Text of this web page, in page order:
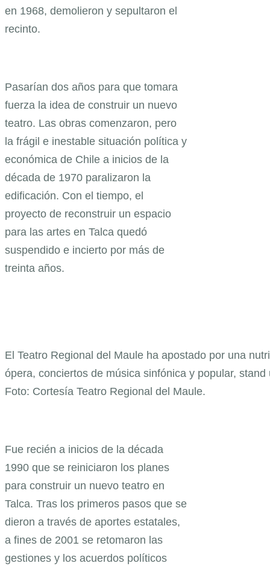
en 1968, demolieron y sepultaron el
recinto.
Pasarían dos años para que tomara
fuerza la idea de construir un nuevo
teatro. Las obras comenzaron, pero
la frágil e inestable situación política y
económica de Chile a inicios de la
década de 1970 paralizaron la
edificación. Con el tiempo, el
proyecto de reconstruir un espacio
para las artes en Talca quedó
suspendido e incierto por más de
treinta años.
El Teatro Regional del Maule ha apostado por una
ópera, conciertos de música sinfónica y popular,
Foto: Cortesía Teatro Regional del Maule.
Fue recién a inicios de la década
1990 que se reiniciaron los planes
para construir un nuevo teatro en
Talca. Tras los primeros pasos que se
dieron a través de aportes estatales,
a fines de 2001 se retomaron las
gestiones y los acuerdos políticos